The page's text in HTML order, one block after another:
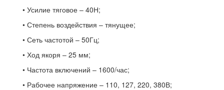
• Усилие тяговое – 40Н;
• Степень воздействия – тянущее;
• Сеть частотой – 50Гц;
• Ход якоря – 25 мм;
• Частота включений – 1600/час;
• Рабочее напряжение – 110, 127, 220, 380В;